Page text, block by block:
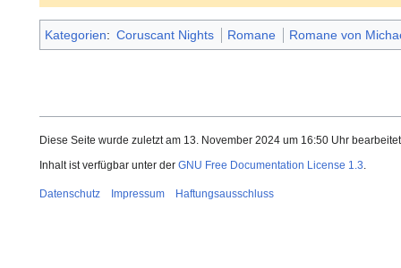
Kategorien: Coruscant Nights Romane Romane von
Diese Seite wurde zuletzt am 13. November 2024 um 16:50 Uhr
Inhalt ist verfügbar unter der GNU Free Documentation License 1.3.
Datenschutz Impressum Haftungsausschluss